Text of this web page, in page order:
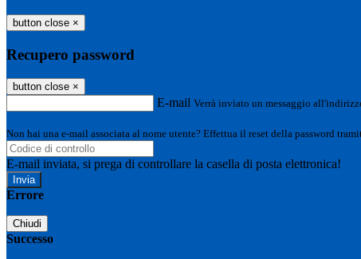
button close ×
Recupero password
button close ×
E-mail Verrà inviato un messaggio
Non hai una e-mail associata al nome utente? Effettua il reset della password
E-mail inviata, si prega di controllare la casella di posta elettronica!
Errore
Chiudi
Successo